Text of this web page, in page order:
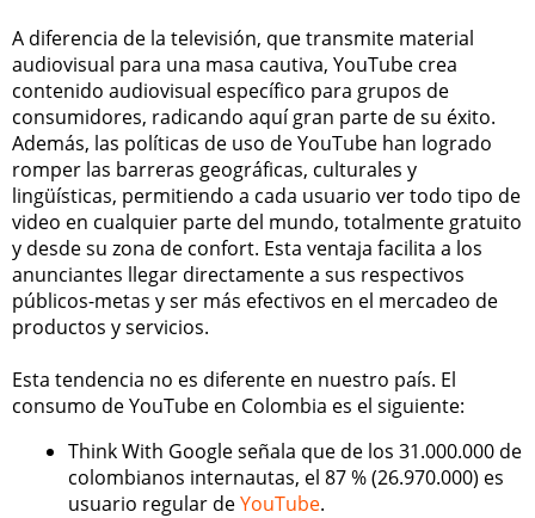
A diferencia de la televisión, que transmite material
audiovisual para una masa cautiva, YouTube crea
contenido audiovisual específico para grupos de
consumidores, radicando aquí gran parte de su éxito.
Además, las políticas de uso de YouTube han logrado
romper las barreras geográficas, culturales y
lingüísticas, permitiendo a cada usuario ver todo tipo de
video en cualquier parte del mundo, totalmente gratuito
y desde su zona de confort. Esta ventaja facilita a los
anunciantes llegar directamente a sus respectivos
públicos-metas y ser más efectivos en el mercadeo de
productos y servicios.
Esta tendencia no es diferente en nuestro país. El
consumo de YouTube en Colombia es el siguiente:
Think With Google señala que de los 31.000.000 de
colombianos internautas, el 87 % (26.970.000) es
usuario regular deYouTube.